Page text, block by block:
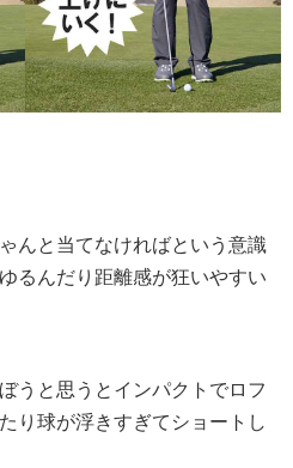
んと当てなければという意識
るんだり距離感が狂いやすい
うと思うとインパクトでロフ
り球が浮きすぎてショートし